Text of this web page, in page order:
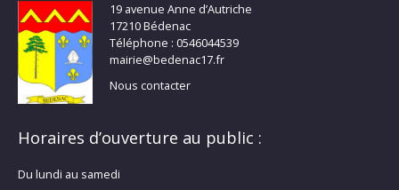
19 avenue Anne d’Autriche
17210 Bédenac
Téléphone : 0546044539
mairie@bedenac17.fr
Nous contacter
Horaires d’ouverture au public :
Du lundi au samedi